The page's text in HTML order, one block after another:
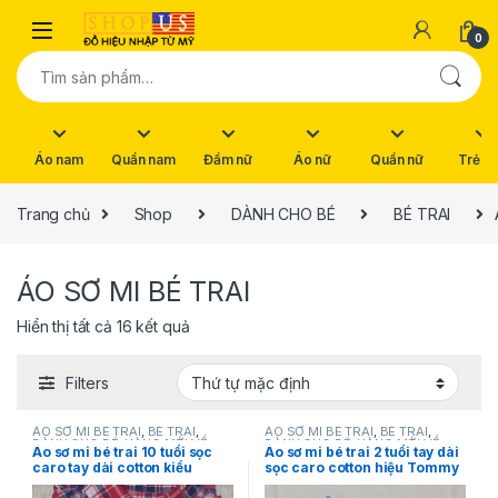
Skip to navigation
Skip to content
0
Tìm kiếm:
Áo nam Quần nam Đầm nữ Áo nữ Quần nữ Trẻ
Trang chủ Shop DÀNH CHO BÉ BÉ TRAI
ÁO SƠ MI BÉ TRAI
Hiển thị tất cả 16 kết quả
Filters
ÁO SƠ MI BÉ TRAI, BÉ TRAI,
DÀNH CHO BÉ HÀNG MỚI VỀ
NEW,Ralph lauren ,SẢN PHẨM
KHUYẾN MÃI
Áo sơ mi bé trai 10 tuổi sọc
caro tay dài cotton kiểu
Natural Stretch hiệu Ralph
ÁO SƠ MI BÉ TRAI, BÉ TRAI,
DÀNH CHO BÉ HÀNG MỚI VỀ ,
NEW,SẢN PHẨM KHUYẾN MÃI,
Tommy Hilfiger
Áo sơ mi bé trai 2 tuổi tay dài
sọc caro cotton hiệu Tommy
Hilfiger size 24M hàng hiệu